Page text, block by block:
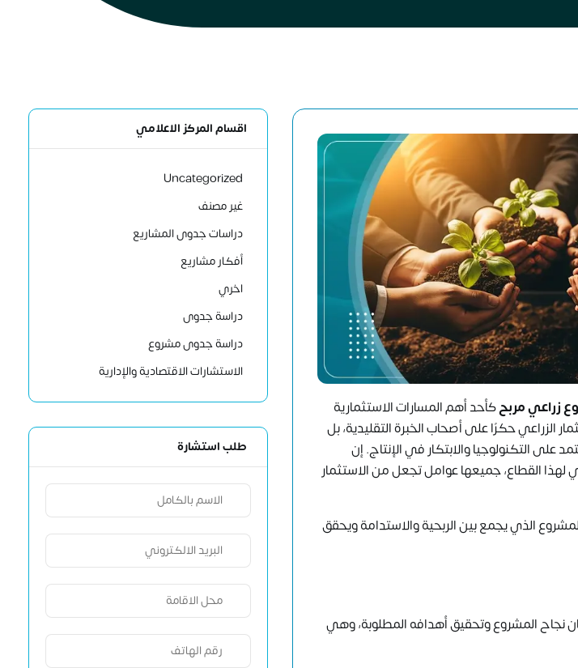
زراعي مربحكأحد أهم المسارات الاستثمارية
والاستدامة. ومع دخول عام 2025، لم يعد الاستثمار الزراعي حكرًا على أصحاب الخبرة التقليدية، بل
على التكنولوجيا والابتكار في الإنتاج. إن
لهذا القطاع، جميعها عوامل تجعل من الاستثمار
الذي يجمع بين الربحية والاستدامة ويحقق
نجاح المشروع وتحقيق أهدافه المطلوبة، وهي
اقسام المركز الاعلامي
Uncategorized
غير مصنف
دراسات جدوى المشاريع
أفكار مشاريع
اخري
دراسة جدوى
دراسة جدوى مشروع
الاستشارات الاقتصادية والإدارية
طلب استشارة